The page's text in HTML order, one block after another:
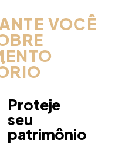
VOCÊ
Proteje
seu
patrimônio